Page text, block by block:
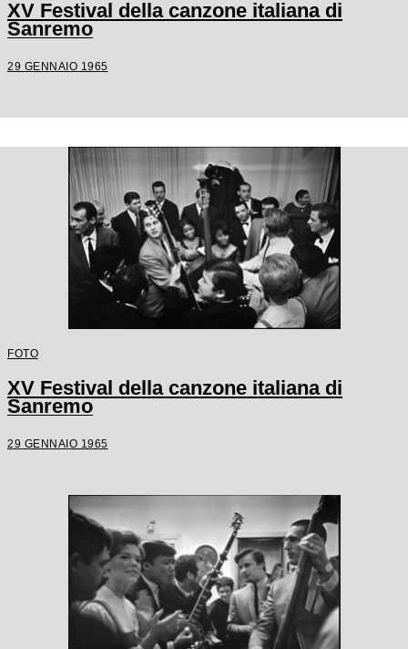
XV Festival della canzone italiana di
Sanremo
29 GENNAIO 1965
FOTO
XV Festival della canzone italiana di
Sanremo
29 GENNAIO 1965